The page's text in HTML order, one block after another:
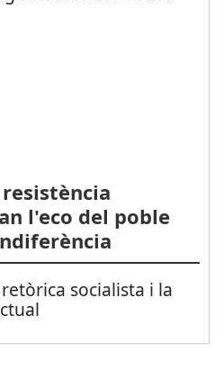
l'eco del poble
socialista i la